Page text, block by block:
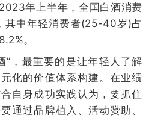
年上半年，全国白酒消费
其中年轻消费者(25-40岁)占
。
”，最重要的是让年轻人了解
化的价值体系构建。在业绩
自身成功实践认为，要抓住
通过品牌植入、活动赞助、